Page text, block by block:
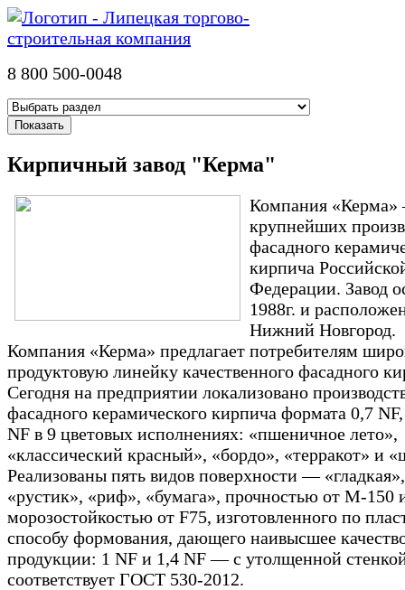
8 800 500-0048
Кирпичный завод "Керма"
Компания
крупнейших
фасадного
кирпича
Федерации. Завод
1988г. и
Нижний Новгород.
Компания «Керма» предлагает потребителям
продуктовую линейку качественного фасадного
Сегодня на предприятии локализовано
фасадного керамического кирпича формата 0,7
NF в 9 цветовых исполнениях: «пшеничное лето»,
«классический красный», «бордо», «терракот» и
Реализованы пять видов поверхности —
«рустик», «риф», «бумага», прочностью от М-150
морозостойкостью от F75, изготовленного по
способу формования, дающего наивысшее
продукции: 1 NF и 1,4 NF — с утолщенной
соответствует ГОСТ 530-2012.